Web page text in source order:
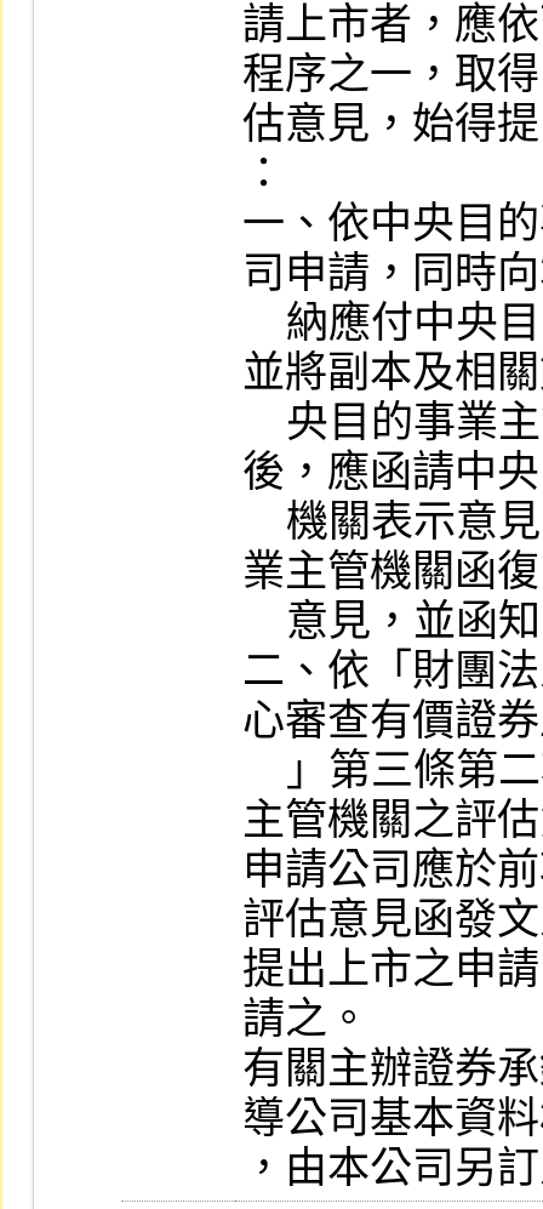
請上市者，應
程序之一，取
估意見，始得
：
一、依中央目
司申請，同時
並將副本及相
後，應函請中
業主管機關函
二、依「財團
心審查有價證
主管機關之評
申請公司應於
評估意見函發
提出上市之申
請之。
有關主辦證券
導公司基本資
，由本公司另